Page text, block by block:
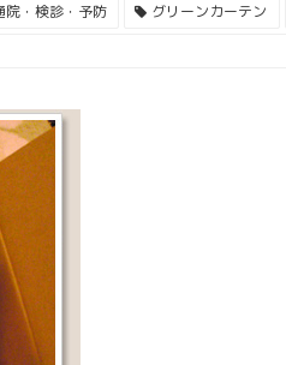
院・検診・予防 グリーンカーテン